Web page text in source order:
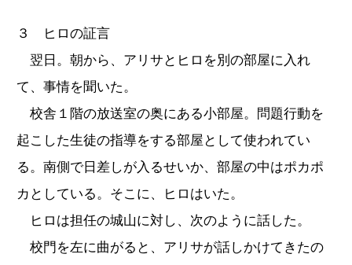
３ ヒロの証言
翌日。朝から、アリサとヒロを別の部屋に入れ
て、事情を聞いた。
校舎１階の放送室の奥にある小部屋。問題行動を
起こした生徒の指導をする部屋として使われてい
る。南側で日差しが入るせいか、部屋の中はポカポ
カとしている。そこに、ヒロはいた。
ヒロは担任の城山に対し、次のように話した。
校門を左に曲がると、アリサが話しかけてきたの